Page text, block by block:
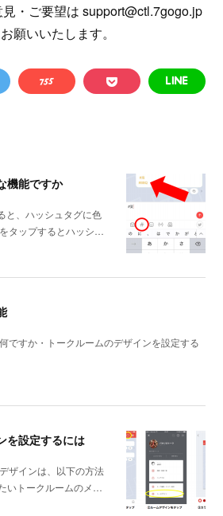
・ご要望は support@ctl.7gogo.jp
願いいたします。
機能ですか
と、ハッシュタグに色
タップするとハッシ…
ですか・トークルームのデザインを設定する
を設定するには
ザインは、以下の方法
いトークルームのメ…